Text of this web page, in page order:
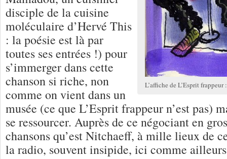
L’affiche de L’Esprit
disciple de la cuisine
moléculaire d’Hervé This
: la poésie est là par
toutes ses entrées !) pour
s’immerger dans cette
chanson si riche, non
comme on vient dans un
musée (ce que L’Esprit frappeur n’est pas)
se ressourcer. Auprès de ce négociant en
chansons qu’est Nitchaeff, à mille lieux de
la radio, souvent insipide, ici comme